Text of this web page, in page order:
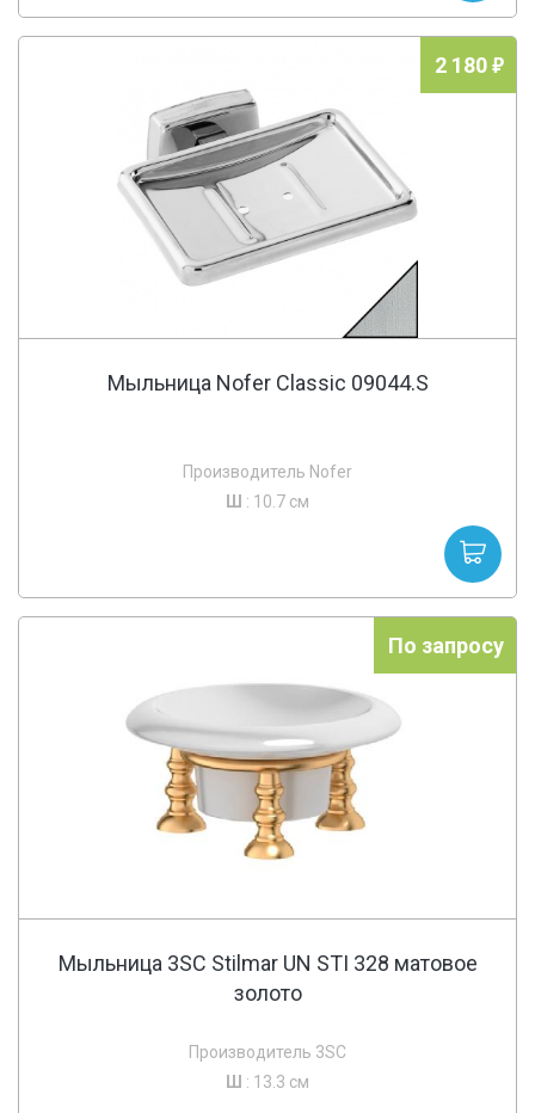
2 180
Мыльница Nofer Classic 09044.S
Производитель Nofer
Ш : 10.7 см
По запросу
Мыльница 3SC Stilmar UN STI 328 матовое
золото
Производитель 3SC
Ш : 13.3 см